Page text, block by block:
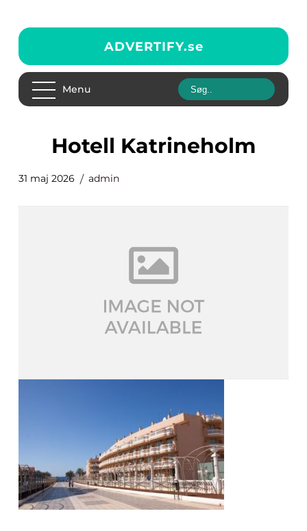
ADVERTIFY.se
Menu
Hotell Katrineholm
31 maj 2026 admin